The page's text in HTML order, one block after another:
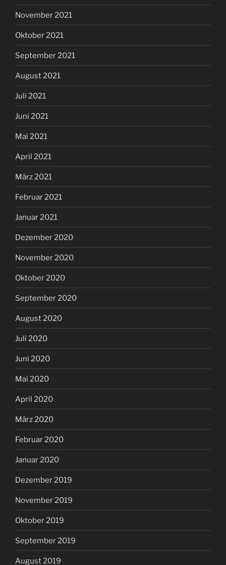
November 2021
Oktober 2021
September 2021
August 2021
Juli 2021
Juni 2021
Mai 2021
April 2021
März 2021
Februar 2021
Januar 2021
Dezember 2020
November 2020
Oktober 2020
September 2020
August 2020
Juli 2020
Juni 2020
Mai 2020
April 2020
März 2020
Februar 2020
Januar 2020
Dezember 2019
November 2019
Oktober 2019
September 2019
August 2019